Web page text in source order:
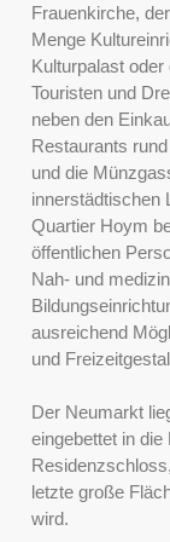
Frauenkirche,
Menge
Kulturpalast
Touristen und
neben den
Restaurants
und die
innerstädtischen
Quartier Hoym
öffentlichen
Nah- und
ausreichend
und
Der Neumarkt
eingebettet in
letzte große
wird.